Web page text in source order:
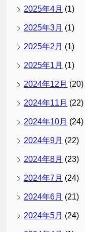
2025年4月 (1)
2025年3月 (1)
2025年2月 (1)
2025年1月 (1)
2024年12月 (20)
2024年11月 (22)
2024年10月 (24)
2024年9月 (22)
2024年8月 (23)
2024年7月 (24)
2024年6月 (21)
2024年5月 (24)